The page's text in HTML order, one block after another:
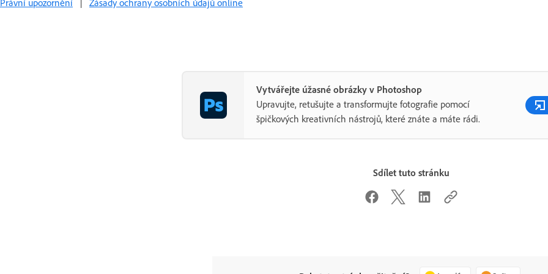
Právní upozornění | Zásady ochrany osobních údajů online
Vytvářejte úžasné obrázky v Photoshop
Upravujte, retušujte a transformujte fotografie pomocí
špičkových kreativních nástrojů, které znáte a máte rádi.
Sdílet tuto stránku